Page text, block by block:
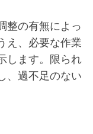
整の有無によっ
え、必要な作業
します。限られ
、過不足のない